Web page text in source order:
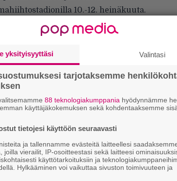
10.-12. heinäkuuta.
yksityisyyttäsi Valintasi
tarjotaksemme
88 teknologiakumppania hyödynnämme
käyttäjäkokemuksen sekä kohdentaaksemme
tietojesi käyttöön seuraavasti
ja tallennamme evästeitä laitteellesi
joilla vierailit, IP-osoitteestasi sekä laitteesi
käyttötarkoituksiin ja
Hylkääminen voi vaikuttaa sivuston toimivuuteen ja